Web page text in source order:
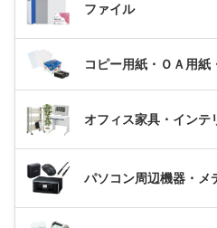
ファイル
コピー用紙・ＯＡ用紙
オフィス家具・インテ
パソコン周辺機器・メ